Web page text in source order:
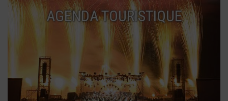
AGENDA TOURISTIQUE